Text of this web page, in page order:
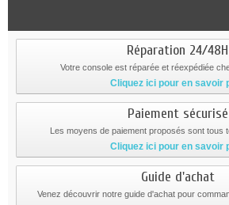
Réparation 24/48H
Votre console est réparée et réexpédiée
Cliquez ici pour en savoir
Paiement sécurisé
Les moyens de paiement proposés sont tous
Cliquez ici pour en savoir
Guide d'achat
Venez découvrir notre guide d'achat pour